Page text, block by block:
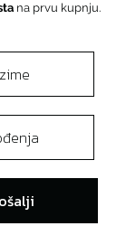
na prvu kupnju.